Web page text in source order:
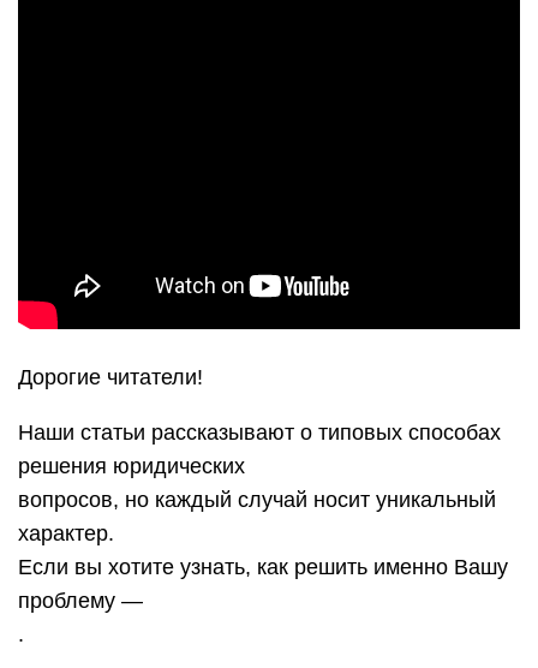
Дорогие читатели!
Наши статьи рассказывают о типовых способах
решения юридических
вопросов, но каждый случай носит уникальный
характер.
Если вы хотите узнать, как решить именно Вашу
проблему —
.